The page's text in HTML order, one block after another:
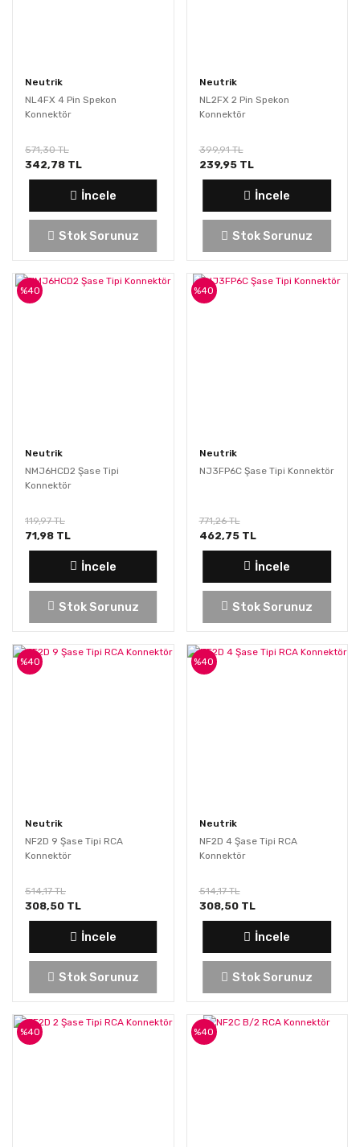
Neutrik
NL4FX 4 Pin Spekon
Konnektör
571,30 TL
342,78 TL
İncele
Stok Sorunuz
Neutrik
NL2FX 2 Pin Spekon
Konnektör
399,91 TL
239,95 TL
İncele
Stok Sorunuz
Neutrik
NMJ6HCD2 Şase Tipi
Konnektör
%40
119,97 TL
71,98 TL
İncele
Stok Sorunuz
Neutrik
NJ3FP6C Şase Tipi Konnektör
%40
771,26 TL
462,75 TL
İncele
Stok Sorunuz
Neutrik
NF2D 9 Şase Tipi RCA
Konnektör
%40
514,17 TL
308,50 TL
İncele
Stok Sorunuz
Neutrik
NF2D 4 Şase Tipi RCA
Konnektör
%40
514,17 TL
308,50 TL
İncele
Stok Sorunuz
%40 %40